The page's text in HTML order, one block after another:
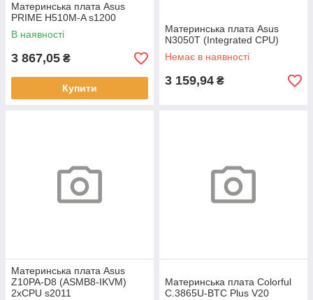
Материнська плата Asus
PRIME H510M-A s1200
В наявності
3 867,05 ₴
Купити
Материнська плата Asus
N3050T (Integrated CPU)
Немає в наявності
3 159,94 ₴
Материнська плата Asus
Z10PA-D8 (ASMB8-IKVM)
2xCPU s2011
Материнська плата Colorful
C.3865U-BTC Plus V20